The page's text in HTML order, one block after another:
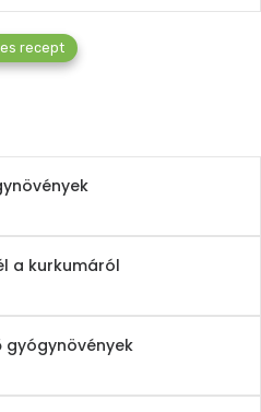
recept
a kurkumáról
gyógynövények